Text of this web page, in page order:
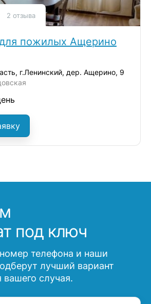
2 отзыва
пожилых Ащерино
г.Ленинский, дер. Ащерино, 9
под ключ
телефона и наши
лучший вариант
вашего случая.